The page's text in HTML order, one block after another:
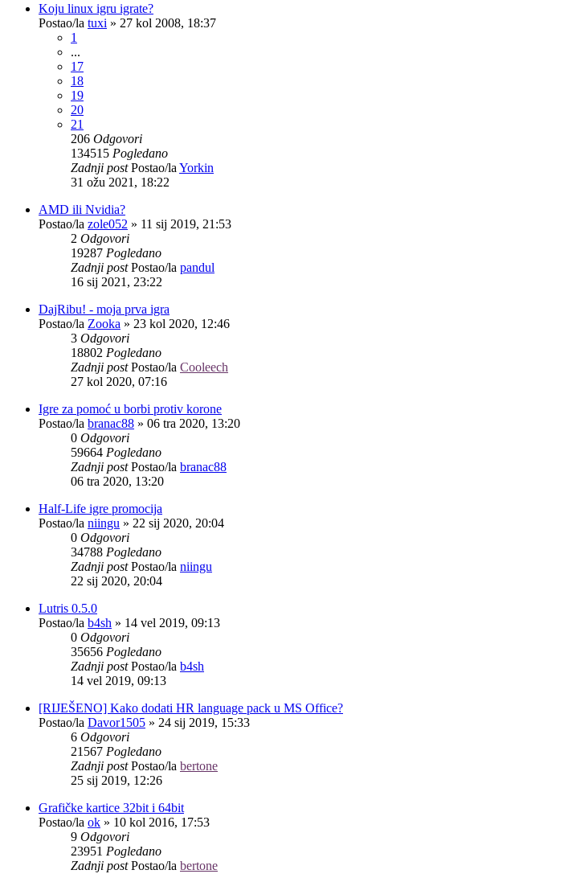
Koju linux igru igrate?
Postao/la tuxi » 27 kol 2008, 18:37
1
...
17
18
19
20
21
206 Odgovori
134515 Pogledano
Zadnji postPostao/la Yorkin
31 ožu 2021, 18:22
AMD ili Nvidia?
Postao/la zole052 » 11 sij 2019, 21:53
2 Odgovori
19287 Pogledano
Zadnji postPostao/la pandul
16 sij 2021, 23:22
DajRibu! - moja prva igra
Postao/la Zooka » 23 kol 2020, 12:46
3 Odgovori
18802 Pogledano
Zadnji postPostao/la Cooleech
27 kol 2020, 07:16
Igre za pomoć u borbi protiv korone
Postao/la branac88 » 06 tra 2020, 13:20
0 Odgovori
59664 Pogledano
Zadnji postPostao/la branac88
06 tra 2020, 13:20
Half-Life igre promocija
Postao/la niingu » 22 sij 2020, 20:04
0 Odgovori
34788 Pogledano
Zadnji postPostao/la niingu
22 sij 2020, 20:04
Lutris 0.5.0
Postao/la b4sh » 14 vel 2019, 09:13
0 Odgovori
35656 Pogledano
Zadnji postPostao/la b4sh
14 vel 2019, 09:13
[RIJEŠENO] Kako dodati HR language pack u MS Office?
Postao/la Davor1505 » 24 sij 2019, 15:33
6 Odgovori
21567 Pogledano
Zadnji postPostao/la bertone
25 sij 2019, 12:26
Grafičke kartice 32bit i 64bit
Postao/la ok » 10 kol 2016, 17:53
9 Odgovori
23951 Pogledano
Zadnji postPostao/la bertone